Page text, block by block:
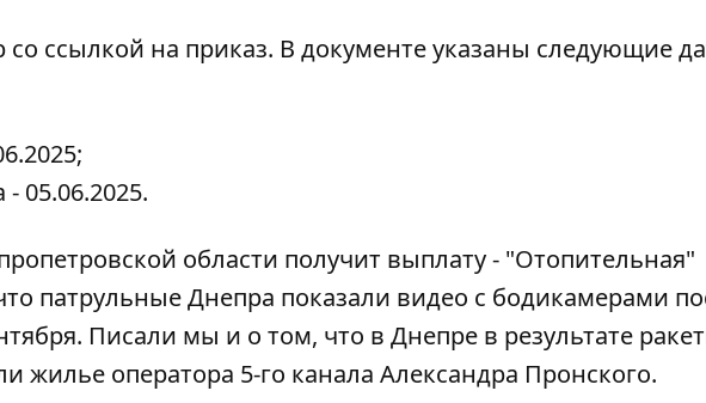
со ссылкой на приказ. В документе указаны следующие
05.06.2025.
области получит выплату - "Отопительная"
патрульные Днепра показали видео с бодикамерами
. Писали мы и о том, что в Днепре в результате
жилье оператора 5-го канала Александра Пронского.